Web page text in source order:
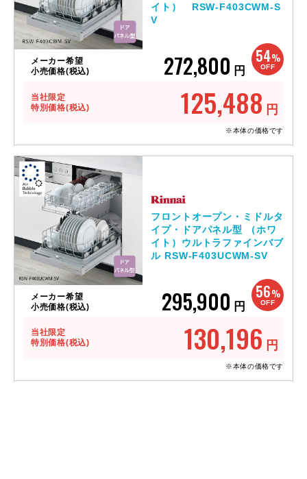
イト） RSW-F403CWM-S
V
54%
OFF
メーカー希望
小売価格(税込)
272,800 円
当社限定
特別価格(税込)
125,488 円
※本体の価格です
フロントオープン・ミドルタ
イプ・ドアパネル型 （ホワ
イト）ウルトラファインバブ
ル RSW-F403UCWM-SV
56%
OFF
メーカー希望
小売価格(税込)
295,900 円
当社限定
特別価格(税込)
130,196 円
※本体の価格です